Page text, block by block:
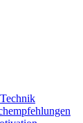
mehr